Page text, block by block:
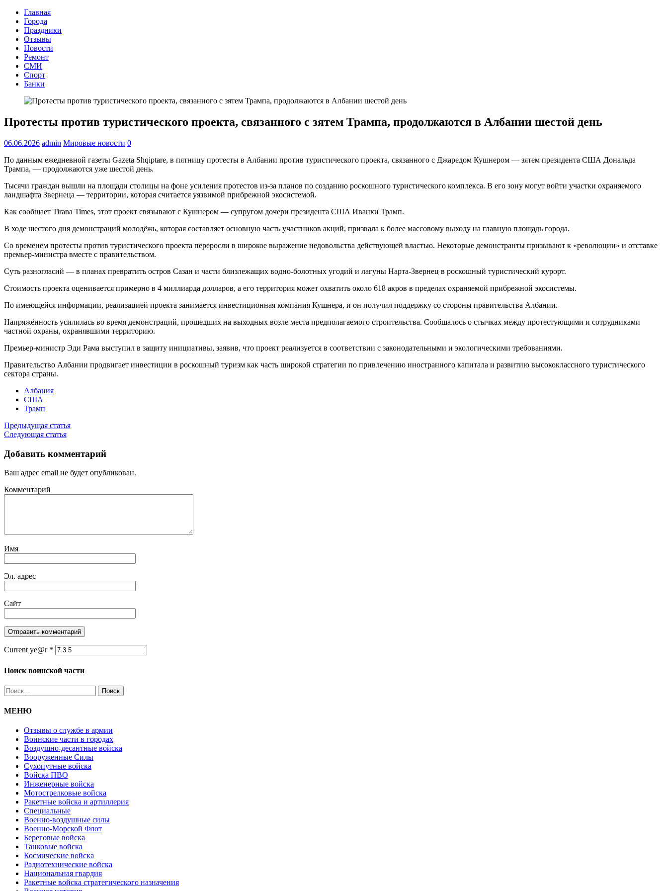
Главная
Города
Праздники
Отзывы
Новости
Ремонт
СМИ
Спорт
Банки
Протесты против туристического проекта, связанного с зятем Трампа, продолжаются в Албании шестой день
06.06.2026 admin Мировые новости 0
По данным ежедневной газеты Gazeta Shqiptare, в пятницу протесты в Албании против туристического проекта, связанного с Джаредом Кушнером — зятем президента США Дональда
Трампа, — продолжаются уже шестой день.
Тысячи граждан вышли на площади столицы на фоне усиления протестов из‑за планов по созданию роскошного туристического комплекса. В его зону могут войти участки охраняемого
ландшафта Звернеца — территории, которая считается уязвимой прибрежной экосистемой.
Как сообщает Tirana Times, этот проект связывают с Кушнером — супругом дочери президента США Иванки Трамп.
В ходе шестого дня демонстраций молодёжь, которая составляет основную часть участников акций, призвала к более массовому выходу на главную площадь города.
Со временем протесты против туристического проекта переросли в широкое выражение недовольства действующей властью. Некоторые демонстранты призывают к «революции» и отставке
премьер‑министра вместе с правительством.
Суть разногласий — в планах превратить остров Сазан и части близлежащих водно‑болотных угодий и лагуны Нарта‑Звернец в роскошный туристический курорт.
Стоимость проекта оценивается примерно в 4 миллиарда долларов, а его территория может охватить около 618 акров в пределах охраняемой прибрежной экосистемы.
По имеющейся информации, реализацией проекта занимается инвестиционная компания Кушнера, и он получил поддержку со стороны правительства Албании.
Напряжённость усилилась во время демонстраций, прошедших на выходных возле места предполагаемого строительства. Сообщалось о стычках между протестующими и сотрудниками
частной охраны, охранявшими территорию.
Премьер‑министр Эди Рама выступил в защиту инициативы, заявив, что проект реализуется в соответствии с законодательными и экологическими требованиями.
Правительство Албании продвигает инвестиции в роскошный туризм как часть широкой стратегии по привлечению иностранного капитала и развитию высококлассного туристического
сектора страны.
Албания
США
Трамп
Предыдущая статья
Следующая статья
Добавить комментарий
Ваш адрес email не будет опубликован.
Комментарий
Имя
Эл. адрес
Сайт
Current ye@r *
Поиск воинской части
Найти:
МЕНЮ
Отзывы о службе в армии
Воинские части в городах
Воздушно-десантные войска
Вооруженные Cилы
Cухопутные войска
Войска ПВО
Инженерные войска
Мотострелковые войска
Ракетные войска и артиллерия
Специальные
Военно-воздушные силы
Военно-Морской Флот
Береговые войска
Танковые войска
Космические войска
Радиотехнические войска
Национальная гвардия
Ракетные войска стратегического назначения